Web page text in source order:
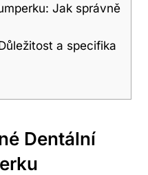
Jak správně
a specifika
Dentální